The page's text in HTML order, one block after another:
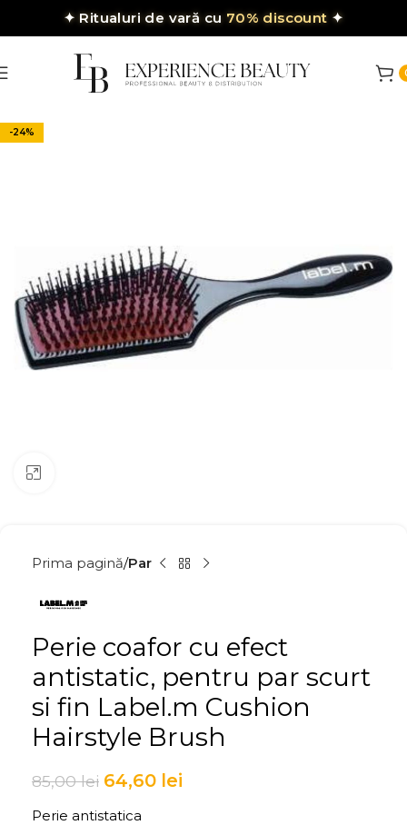
✦ Ritualuri de vară cu 70% discount ✦
-24%
Prima pagină Par
Perie coafor cu efect
antistatic, pentru par scurt
si fin Label.m Cushion
Hairstyle Brush
85,00lei 64,60 lei
Perie antistatica